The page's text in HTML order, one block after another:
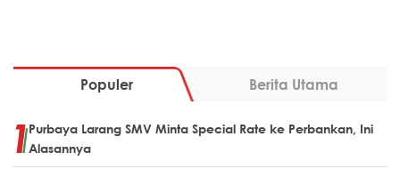
Populer Berita Utama
Purbaya Larang SMV Minta Special Rate ke Perbankan, Ini
Alasannya